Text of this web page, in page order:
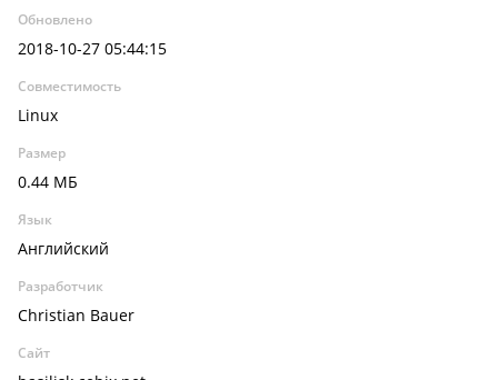
Обновлено
2018-10-27 05:44:15
Совместимость
Linux
Размер
0.44 МБ
Язык
Английский
Разработчик
Christian Bauer
Сайт